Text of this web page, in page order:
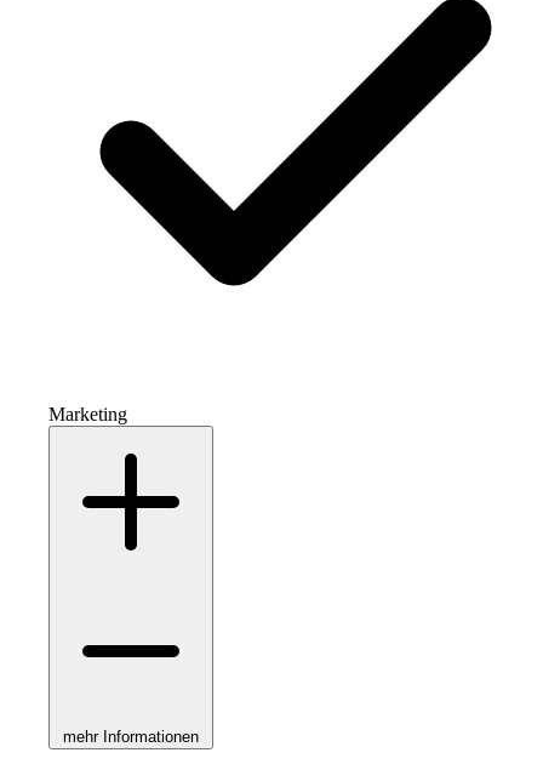
Marketing
mehr Informationen